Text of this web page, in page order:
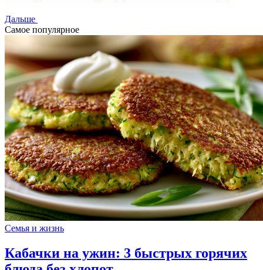
Дальше
Самое популярное
Семья и жизнь
Кабачки на ужин: 3 быстрых горячих